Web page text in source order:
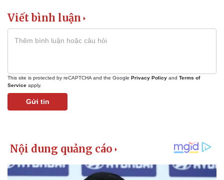
Viết bình luận
This site is protected by reCAPTCHA and the Google Privacy Policy and Terms of
Service apply.
Gửi tin